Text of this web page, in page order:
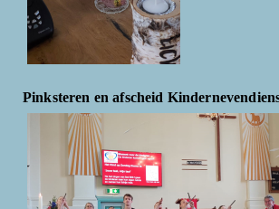
Pinksteren en afscheid